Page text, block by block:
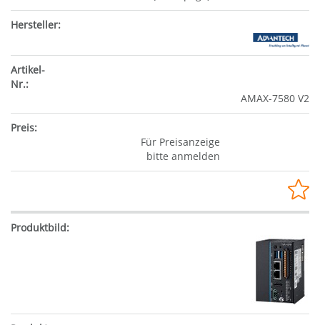
AMAX-7580 V2
Für Preisanzeige
bitte anmelden